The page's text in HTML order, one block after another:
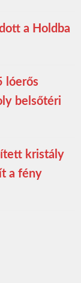
a Holdba
lóerős
belsőtéri
kristály
a fény